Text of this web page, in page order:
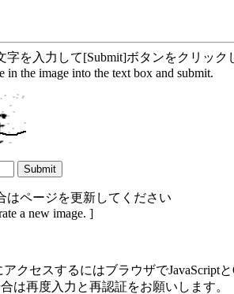
を入力して[Submit]ボタンをクリック
in the image into the text box and submit.
ページを更新してください
a new image. ]
クセスするにはブラウザでJavaScript
は再度入力と再認証をお願いします。